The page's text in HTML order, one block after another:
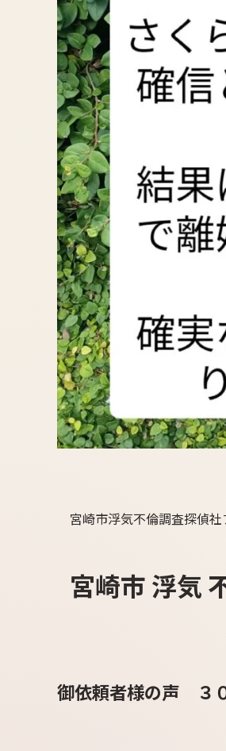
宮崎市浮気不倫調査探偵
宮崎市 浮気
御依頼者様の声 ３